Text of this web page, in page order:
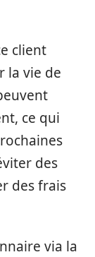
client
la vie de
ce qui
des
des frais
via la